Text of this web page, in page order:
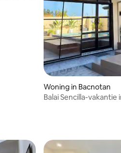
Woning in Bacnotan
Balai Sencilla-vakantie